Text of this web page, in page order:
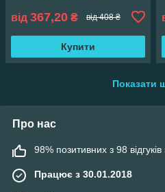
від 367,20 ₴ від 408 ₴
Купити
Показати
Про нас
98% позитивних з 98 відгуків
Працює з 30.01.2018